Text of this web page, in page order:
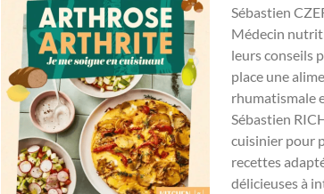
Sébastien
Médecin
leurs conseils
place une
rhumatismale
Sébastien
cuisinier pour
recettes
délicieuses à